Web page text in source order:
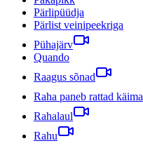
Pärlipüüdja
Pärlist veinipeekriga
Pühajärv
Quando
Raagus sõnad
Raha paneb rattad käima
Rahalaul
Rahu